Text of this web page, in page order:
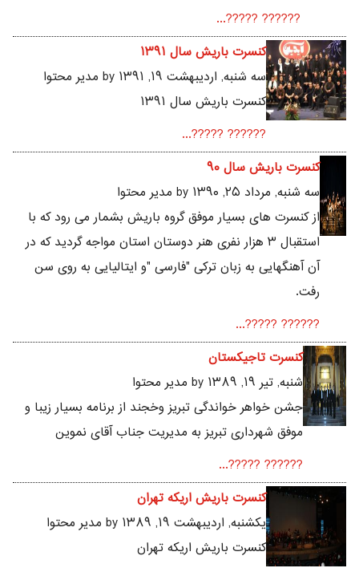
?????? ?????...
کنسرت باریش سال ۱۳۹۱
سه شنبه, ارديبهشت ۱۹, ۱۳۹۱ by مدیر محتوا
کنسرت باریش سال ۱۳۹۱
?????? ?????...
کنسرت باریش سال ۹۰
سه شنبه, مرداد ۲۵, ۱۳۹۰ by مدیر محتوا
از کنسرت های بسیار موفق گروه باریش بشمار می رود که با
استقبال ۳ هزار نفری هنر دوستان استان مواجه گردید که در
آن آهنگهایی به زبان ترکی "فارسی "و ایتالیایی به روی سن
رفت.
?????? ?????...
کنسرت تاجیکستان
شنبه, تير ۱۹, ۱۳۸۹ by مدیر محتوا
جشن خواهر خواندگی تبریز وخجند از برنامه بسیار زیبا و
موفق شهرداری تبریز به مدیریت جناب آقای نموین
?????? ?????...
کنسرت باریش اریکه تهران
يکشنبه, ارديبهشت ۱۹, ۱۳۸۹ by مدیر محتوا
کنسرت باریش اریکه تهران